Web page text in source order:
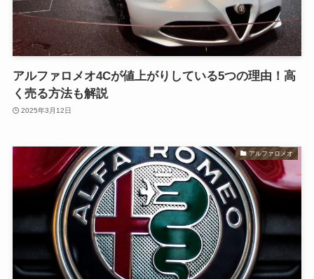
アルファロメオ4Cが値上がりしている5つの理由！高
く売る方法も解説
2025年3月12日
アルファロメオ